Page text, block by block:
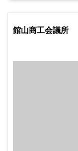
館山商工会議所